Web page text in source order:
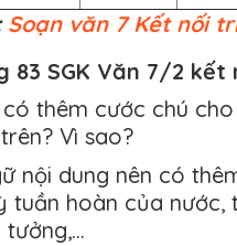
Soạn văn 7 Kết nối
83 SGK Văn 7/2
thêm cước chú
Vì sao?
nội dung nên có
tuần hoàn của